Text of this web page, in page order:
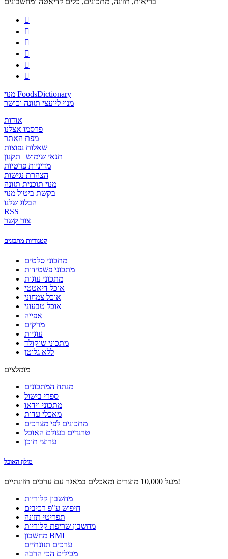






מנוי FoodsDictionary
מנוי ליועצי תזונה וכושר
אודות
פרסמו אצלנו
מפת האתר
שאלות נפוצות
תנאי שימוש | תקנון
מדיניות פרטיות
הצהרת נגישות
מנוי תוכנית תזונה
בקשת ביטול מנוי
הבלוג שלנו
RSS
צור קשר
קטגוריות מתכונים
מתכוני סלטים
מתכוני פשטידות
מתכוני עוגות
אוכל דיאטטי
אוכל צמחוני
אוכל טבעוני
אפייה
מרקים
עוגיות
מתכוני שוקולד
ללא גלוטן
מומלצים
מנתח המתכונים
ספרי בישול
מתכוני וידאו
מאכלי עדות
מתכונים לפי מצרכים
טרנדים בעולם האוכל
ערוצי תוכן
מילון האוכל
מעל 10,000 מוצרים ומאכלים במאגר עם ערכים תזונתיים!
מחשבון קלוריות
חיפוש ע"פ רכיבים
תפריטי תזונה
מחשבון שריפת קלוריות
מחשבון BMI
ערכים תזונתיים
מכילים הכי הרבה